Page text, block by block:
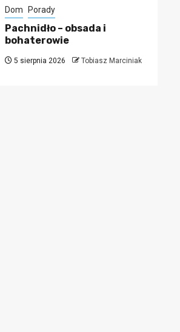
Dom Porady
Pachnidło – obsada i
bohaterowie
5 sierpnia 2026 Tobiasz Marciniak